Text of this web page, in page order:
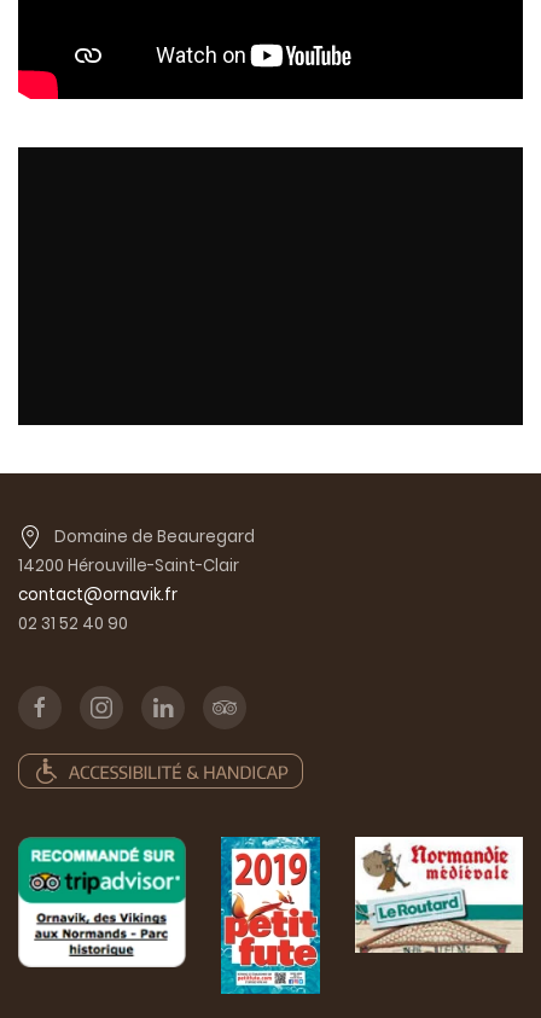
Domaine de Beauregard
14200 Hérouville-Saint-Clair
contact@ornavik.fr
02 31 52 40 90